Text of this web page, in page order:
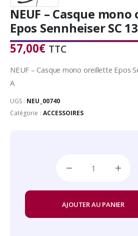
NEUF – Casque
Epos Sennheiser SC
57,00€ TTC
NEUF – Casque mono oreillette Epos
A
UGS : NEU_00740
Catégorie : ACCESSOIRES
AJOUTER AU PANIER